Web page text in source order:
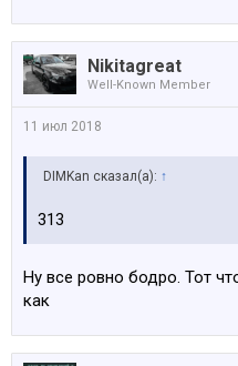
Nikitagreat
Well-Known Member
11 июл 2018
DIMKan сказал(а): ↑
313
Ну все ровно бодро. Тот
как